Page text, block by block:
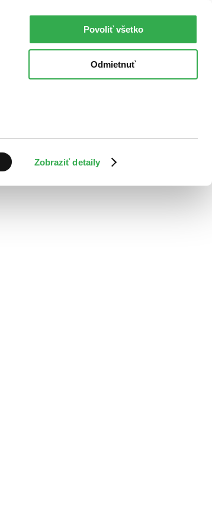
Zobraziť detaily
Povoliť všetko
Odmietnuť